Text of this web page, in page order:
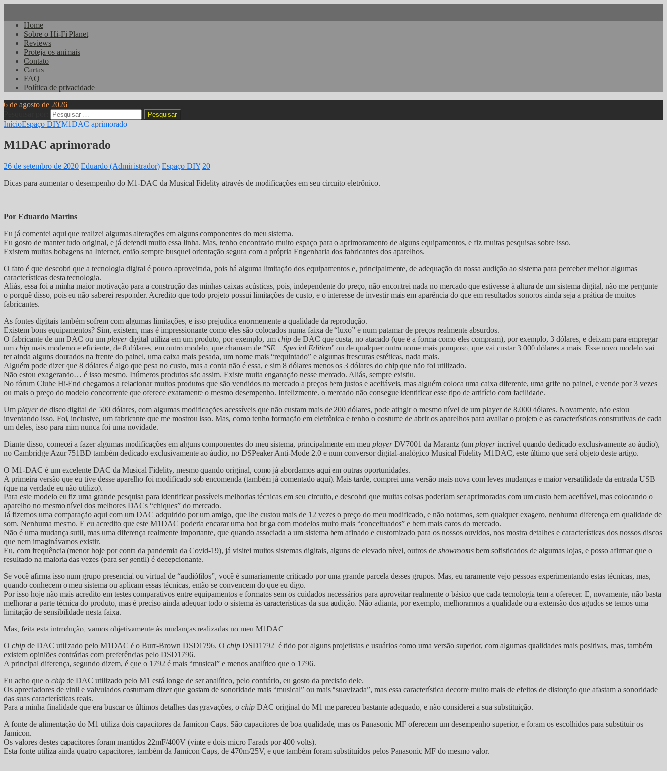
Home
Sobre o Hi-Fi Planet
Reviews
Proteja os animais
Contato
Cartas
FAQ
Política de privacidade
6 de agosto de 2026
InícioEspaço DIYM1DAC aprimorado
M1DAC aprimorado
26 de setembro de 2020 Eduardo (Administrador) Espaço DIY 20
Dicas para aumentar o desempenho do M1-DAC da Musical Fidelity através de modificações em seu circuito eletrônico.
Por Eduardo Martins
Eu já comentei aqui que realizei algumas alterações em alguns componentes do meu sistema.
Eu gosto de manter tudo original, e já defendi muito essa linha. Mas, tenho encontrado muito espaço para o aprimoramento de alguns equipamentos, e fiz muitas pesquisas sobre isso.
Existem muitas bobagens na Internet, então sempre busquei orientação segura com a própria Engenharia dos fabricantes dos aparelhos.
O fato é que descobri que a tecnologia digital é pouco aproveitada, pois há alguma limitação dos equipamentos e, principalmente, de adequação da nossa audição ao sistema para perceber melhor algumas
características desta tecnologia.
Aliás, essa foi a minha maior motivação para a construção das minhas caixas acústicas, pois, independente do preço, não encontrei nada no mercado que estivesse à altura de um sistema digital, não me pergunte
o porquê disso, pois eu não saberei responder. Acredito que todo projeto possui limitações de custo, e o interesse de investir mais em aparência do que em resultados sonoros ainda seja a prática de muitos
fabricantes.
As fontes digitais também sofrem com algumas limitações, e isso prejudica enormemente a qualidade da reprodução.
Existem bons equipamentos? Sim, existem, mas é impressionante como eles são colocados numa faixa de “luxo” e num patamar de preços realmente absurdos.
O fabricante de um DAC ou um playerdigital utiliza em um produto, por exemplo, um chip de DAC que custa, no atacado (que é a forma como eles compram), por exemplo, 3 dólares, e deixam para empregar
um chip mais moderno e eficiente, de 8 dólares, em outro modelo, que chamam de “SE – Special Edition” ou de qualquer outro nome mais pomposo, que vai custar 3.000 dólares a mais. Esse novo modelo vai
ter ainda alguns dourados na frente do painel, uma caixa mais pesada, um nome mais “requintado” e algumas frescuras estéticas, nada mais.
Alguém pode dizer que 8 dólares é algo que pesa no custo, mas a conta não é essa, e sim 8 dólares menos os 3 dólares do chip que não foi utilizado.
Não estou exagerando… é isso mesmo. Inúmeros produtos são assim. Existe muita enganação nesse mercado. Aliás, sempre existiu.
No fórum Clube Hi-End chegamos a relacionar muitos produtos que são vendidos no mercado a preços bem justos e aceitáveis, mas alguém coloca uma caixa diferente, uma grife no painel, e vende por 3 vezes
ou mais o preço do modelo concorrente que oferece exatamente o mesmo desempenho. Infelizmente. o mercado não consegue identificar esse tipo de artifício com facilidade.
Um playerde disco digital de 500 dólares, com algumas modificações acessíveis que não custam mais de 200 dólares, pode atingir o mesmo nível de um player de 8.000 dólares. Novamente, não estou
inventando isso. Foi, inclusive, um fabricante que me mostrou isso. Mas, como tenho formação em eletrônica e tenho o costume de abrir os aparelhos para avaliar o projeto e as características construtivas de cada
um deles, isso para mim nunca foi uma novidade.
Diante disso, comecei a fazer algumas modificações em alguns componentes do meu sistema, principalmente em meu playerDV7001 da Marantz (um playerincrível quando dedicado exclusivamente ao áudio),
no Cambridge Azur 751BD também dedicado exclusivamente ao áudio, no DSPeaker Anti-Mode 2.0 e num conversor digital-analógico Musical Fidelity M1DAC, este último que será objeto deste artigo.
O M1-DAC é um excelente DAC da Musical Fidelity, mesmo quando original, como já abordamos aqui em outras oportunidades.
A primeira versão que eu tive desse aparelho foi modificado sob encomenda (também já comentado aqui). Mais tarde, comprei uma versão mais nova com leves mudanças e maior versatilidade da entrada USB
(que na verdade eu não utilizo).
Para este modelo eu fiz uma grande pesquisa para identificar possíveis melhorias técnicas em seu circuito, e descobri que muitas coisas poderiam ser aprimoradas com um custo bem aceitável, mas colocando o
aparelho no mesmo nível dos melhores DACs “chiques” do mercado.
Já fizemos uma comparação aqui com um DAC adquirido por um amigo, que lhe custou mais de 12 vezes o preço do meu modificado, e não notamos, sem qualquer exagero, nenhuma diferença em qualidade de
som. Nenhuma mesmo. E eu acredito que este M1DAC poderia encarar uma boa briga com modelos muito mais “conceituados” e bem mais caros do mercado.
Não é uma mudança sutil, mas uma diferença realmente importante, que quando associada a um sistema bem afinado e customizado para os nossos ouvidos, nos mostra detalhes e características dos nossos discos
que nem imaginávamos existir.
Eu, com frequência (menor hoje por conta da pandemia da Covid-19), já visitei muitos sistemas digitais, alguns de elevado nível, outros de showrooms bem sofisticados de algumas lojas, e posso afirmar que o
resultado na maioria das vezes (para ser gentil) é decepcionante.
Se você afirma isso num grupo presencial ou virtual de “audiófilos”, você é sumariamente criticado por uma grande parcela desses grupos. Mas, eu raramente vejo pessoas experimentando estas técnicas, mas,
quando conhecem o meu sistema ou aplicam essas técnicas, então se convencem do que eu digo.
Por isso hoje não mais acredito em testes comparativos entre equipamentos e formatos sem os cuidados necessários para aproveitar realmente o básico que cada tecnologia tem a oferecer. E, novamente, não basta
melhorar a parte técnica do produto, mas é preciso ainda adequar todo o sistema às características da sua audição. Não adianta, por exemplo, melhorarmos a qualidade ou a extensão dos agudos se temos uma
limitação de sensibilidade nesta faixa.
Mas, feita esta introdução, vamos objetivamente às mudanças realizadas no meu M1DAC.
O chip de DAC utilizado pelo M1DAC é o Burr-Brown DSD1796. O chip DSD1792 é tido por alguns projetistas e usuários como uma versão superior, com algumas qualidades mais positivas, mas, também
existem opiniões contrárias com preferências pelo DSD1796.
A principal diferença, segundo dizem, é que o 1792 é mais “musical” e menos analítico que o 1796.
Eu acho que o chip de DAC utilizado pelo M1 está longe de ser analítico, pelo contrário, eu gosto da precisão dele.
Os apreciadores de vinil e valvulados costumam dizer que gostam de sonoridade mais “musical” ou mais “suavizada”, mas essa característica decorre muito mais de efeitos de distorção que afastam a sonoridade
das suas características reais.
Para a minha finalidade que era buscar os últimos detalhes das gravações, o chip DAC original do M1 me pareceu bastante adequado, e não considerei a sua substituição.
A fonte de alimentação do M1 utiliza dois capacitores da Jamicon Caps. São capacitores de boa qualidade, mas os Panasonic MF oferecem um desempenho superior, e foram os escolhidos para substituir os
Jamicon.
Os valores destes capacitores foram mantidos 22mF/400V (vinte e dois micro Farads por 400 volts).
Esta fonte utiliza ainda quatro capacitores, também da Jamicon Caps, de 470m/25V, e que também foram substituídos pelos Panasonic MF do mesmo valor.